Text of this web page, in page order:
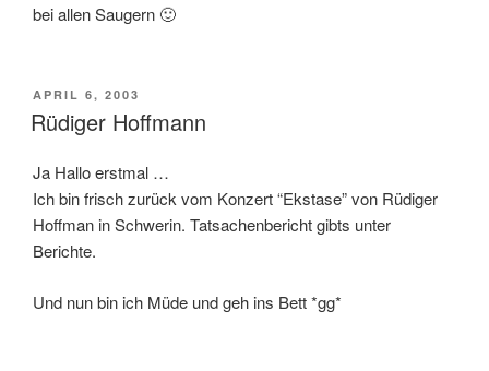
bei allen Saugern 🙂
POSTED
ON
APRIL 6, 2003
Rüdiger Hoffmann
Ja Hallo erstmal …
Ich bin frisch zurück vom Konzert “Ekstase” von Rüdiger
Hoffman in Schwerin. Tatsachenbericht gibts unter
Berichte.
Und nun bin ich Müde und geh ins Bett *gg*